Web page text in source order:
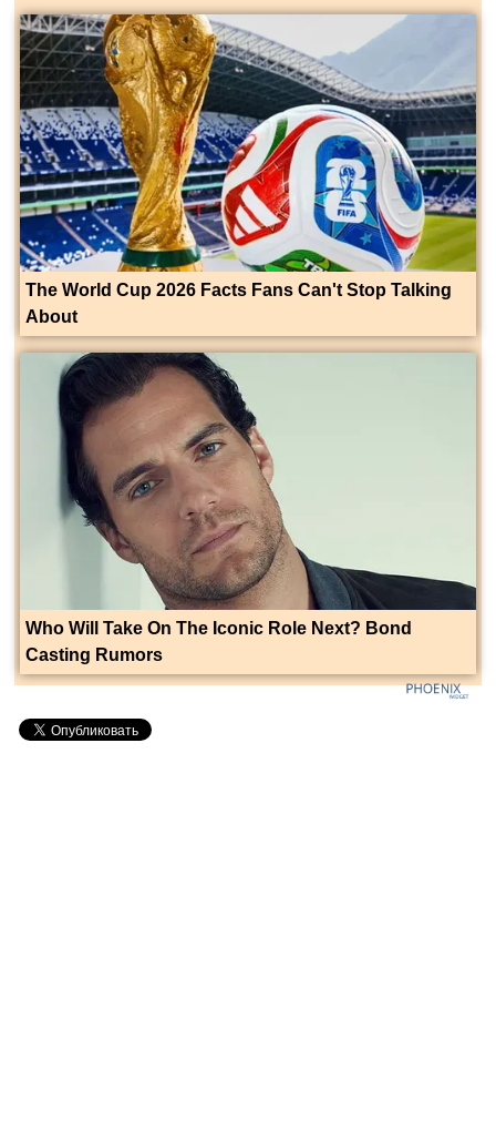
The World Cup 2026 Facts Fans Can't Stop Talking
About
Who Will Take On The Iconic Role Next? Bond
Casting Rumors